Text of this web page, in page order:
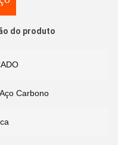
do produto
Carbono